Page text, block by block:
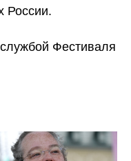
России.
Фестиваля